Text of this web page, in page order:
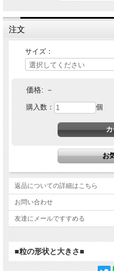
注文
サイズ：
価格: －
購入数： 個
返品についての詳細はこちら
お問い合わせ
友達にメールですすめる
■粒の形状と大きさ■